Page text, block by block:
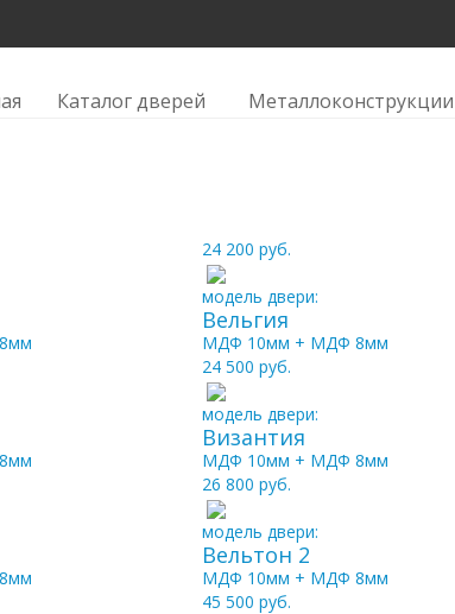
Каталог дверей Металлоконструкции
24 200 руб.
модель двери:
Вельгия
МДФ 10мм + МДФ 8мм
24 500 руб.
модель двери:
Византия
МДФ 10мм + МДФ 8мм
26 800 руб.
модель двери:
Вельтон 2
МДФ 10мм + МДФ 8мм
45 500 руб.